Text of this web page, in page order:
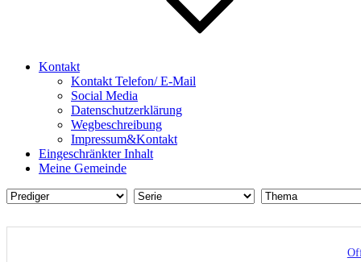
Kontakt
Kontakt Telefon/ E-Mail
Social Media
Datenschutzerklärung
Wegbeschreibung
Impressum&Kontakt
Eingeschränkter Inhalt
Meine Gemeinde